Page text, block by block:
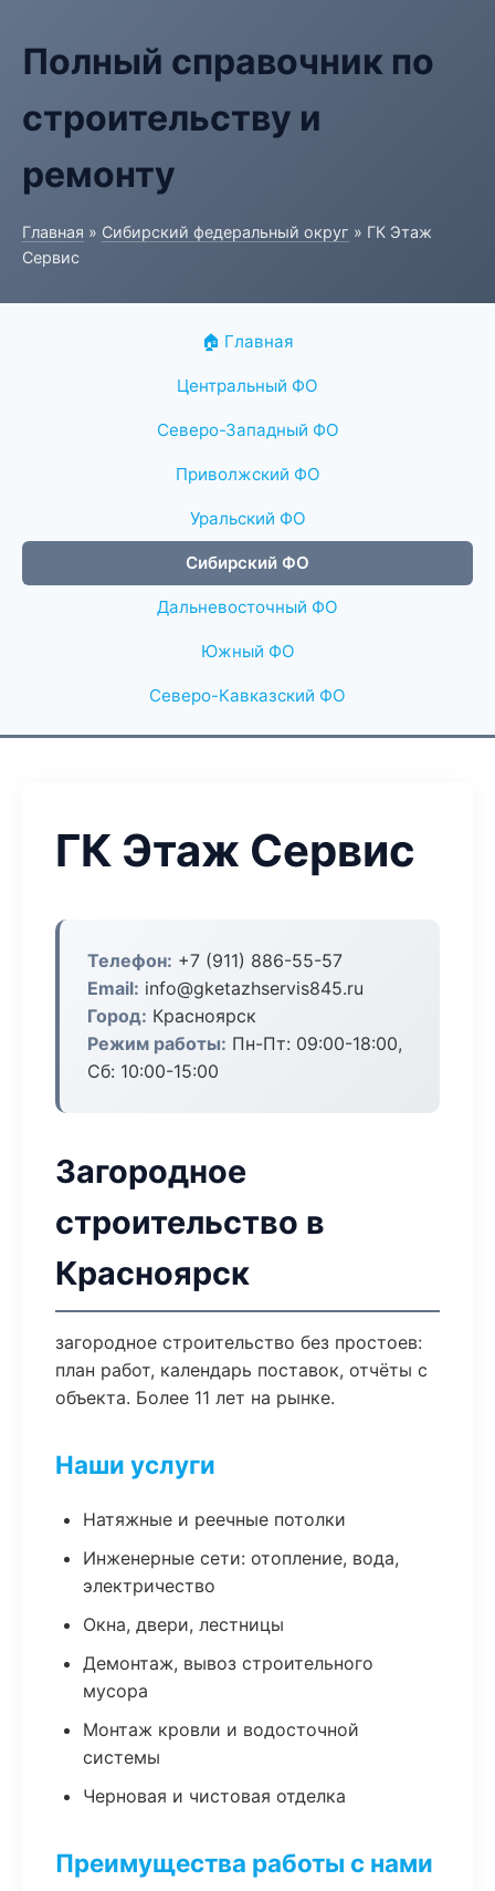
Полный справочник по
строительству и
ремонту
Главная » Сибирский федеральный округ » ГК Этаж
Сервис
🏠 Главная
Центральный ФО
Северо-Западный ФО
Приволжский ФО
Уральский ФО
Сибирский ФО
Дальневосточный ФО
Южный ФО
Северо-Кавказский ФО
ГК Этаж Сервис
Телефон: +7 (911) 886-55-57
Email: info@gketazhservis845.ru
Город: Красноярск
Режим работы: Пн-Пт: 09:00-18:00,
Сб: 10:00-15:00
Загородное
строительство в
Красноярск
загородное строительство без простоев:
план работ, календарь поставок, отчёты с
объекта. Более 11 лет на рынке.
Наши услуги
Натяжные и реечные потолки
Инженерные сети: отопление, вода,
электричество
Окна, двери, лестницы
Демонтаж, вывоз строительного
мусора
Монтаж кровли и водосточной
системы
Черновая и чистовая отделка
Преимущества работы с нами